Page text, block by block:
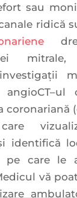
sau
ridică
coronariană
identifică
pe care le
vă